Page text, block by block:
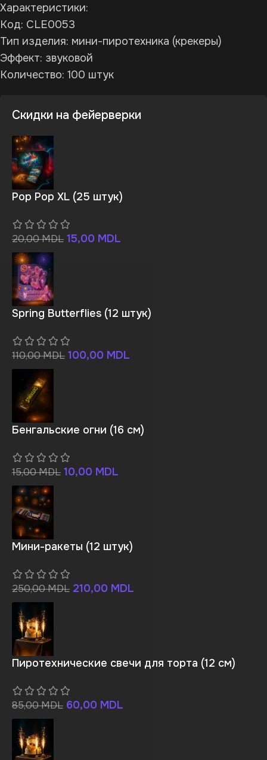
Характеристики:
Код: CLE0053
Тип изделия: мини-пиротехника (крекеры)
Эффект: звуковой
Количество: 100 штук
Скидки на фейерверки
Pop Pop XL (25 штук)
20,00MDL 15,00 MDL
Spring Butterflies (12 штук)
110,00MDL 100,00 MDL
Бенгальские огни (16 см)
15,00MDL 10,00 MDL
Мини-ракеты (12 штук)
250,00MDL 210,00 MDL
Пиротехнические свечи для торта (12 см)
85,00MDL 60,00 MDL